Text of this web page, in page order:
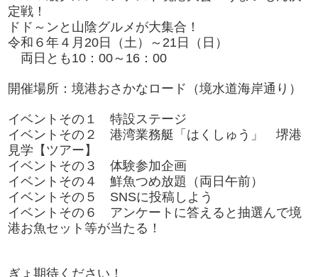
定戦！
ドド～ンと山陰グルメが大集合！
令和６年４月20日（土）～21日（日）
両日とも10：00～16：00
開催場所：境港おさかなロード（境水道海岸通り）
イベントその１ 特設ステージ
イベントその２ 港湾業務艇「はくしゅう」 堺港
見学【ツアー】
イベントその３ 体験参加企画
イベントその４ 鮮魚つめ放題（両日午前）
イベントその５ SNSに投稿しよう
イベントその６ アンケートに答えると抽選んで境
港お魚セット等が当たる！
ぎょ期待ください！